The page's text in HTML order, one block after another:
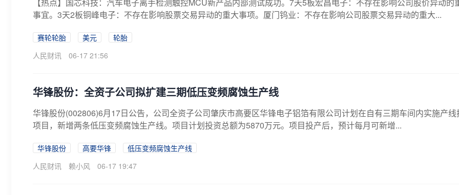
事宜。3天2板铜峰电子：不存在影响股票交易异动的重大事项。厦门钨业：不存在影响公司股票交易异动的重大...
赛轮轮胎 美元
轮胎
人民财讯
06-17 21:56
华锋股份：全资子公司拟扩建三期低压变频腐蚀生产线
华锋股份(002806)6月17日公告，公司全资子公司肇庆市高要区华锋电子铝箔有限公司计划在自有三期车间内实施产线
项目，新增两条低压变频腐蚀生产线。项目计划投资总额为5870万元。项目投产后，预计每月可新增...
华锋股份 高要华锋
低压变频腐蚀生产线
人民财讯
赖小风 06-17 19:47